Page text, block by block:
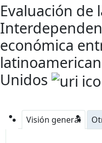
Evaluación de
económica
Unidos
Visión general